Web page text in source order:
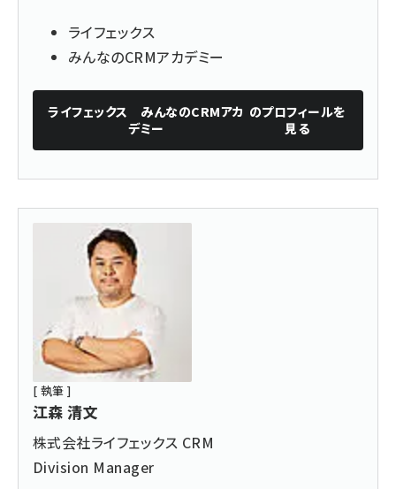
ライフェックス
みんなのCRMアカデミー
ライフェックス みんなのCRMアカ
デミー
のプロフィールを
見る
[ 執筆 ]
江森 清文
株式会社ライフェックス CRM
Division Manager